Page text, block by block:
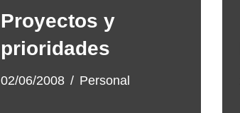
Proyectos y
prioridades
02/06/2008 Personal